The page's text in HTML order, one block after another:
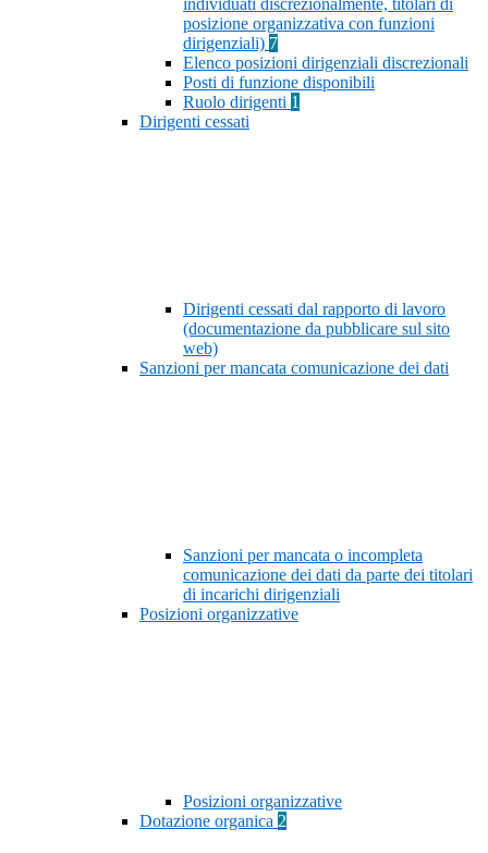
individuati discrezionalmente, titolari di
posizione organizzativa con funzioni
dirigenziali) 7
Elenco posizioni dirigenziali discrezionali
Posti di funzione disponibili
Ruolo dirigenti 1
Dirigenti cessati
Dirigenti cessati dal rapporto di lavoro
(documentazione da pubblicare sul sito
web)
Sanzioni per mancata comunicazione dei dati
Sanzioni per mancata o incompleta
comunicazione dei dati da parte dei titolari
di incarichi dirigenziali
Posizioni organizzative
Posizioni organizzative
Dotazione organica 2